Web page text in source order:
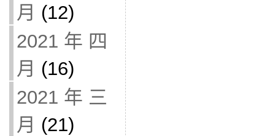
月 (12)
2021 年 四
月 (16)
2021 年 三
月 (21)